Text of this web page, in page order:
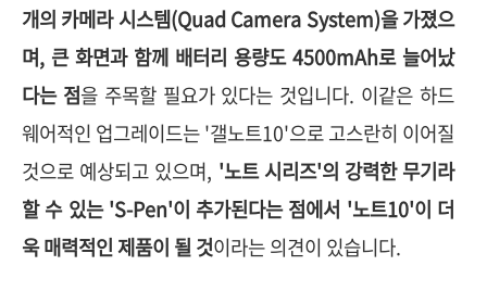
개의 카메라 시스템(Quad Camera System)을 가졌으
며, 큰 화면과 함께 배터리 용량도 4500mAh로 늘어났
다는 점을 주목할 필요가 있다는 것입니다. 이같은 하드
웨어적인 업그레이드는 '갤노트10'으로 고스란히 이어질
것으로 예상되고 있으며, '노트 시리즈'의 강력한 무기라
할 수 있는 'S-Pen'이 추가된다는 점에서 '노트10'이 더
욱 매력적인 제품이 될 것이라는 의견이 있습니다.